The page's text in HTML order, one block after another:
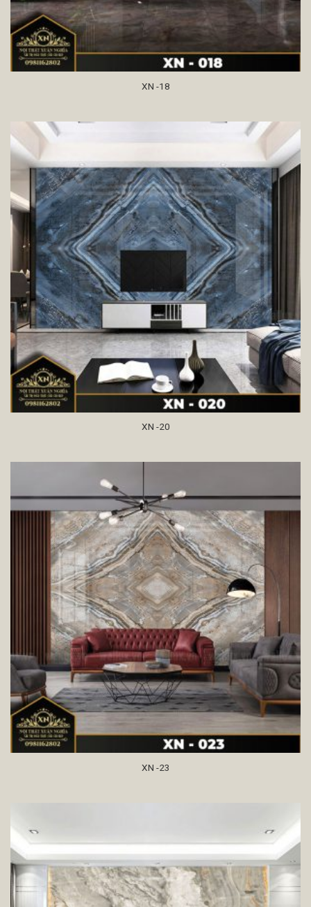
XN -18
XN -20
XN -23